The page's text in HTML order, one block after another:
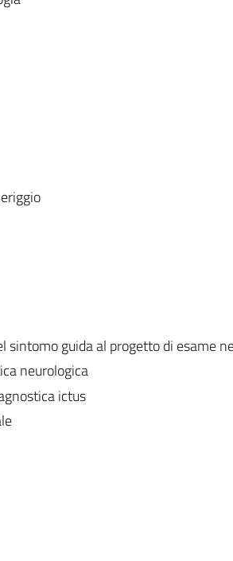
guida al progetto di esame
neurologica
ictus